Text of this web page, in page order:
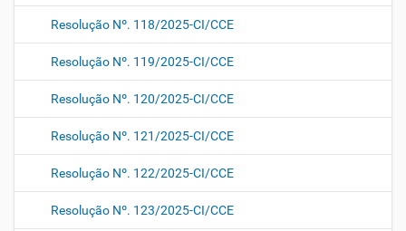
Resolução Nº. 118/2025-CI/CCE
Resolução Nº. 119/2025-CI/CCE
Resolução Nº. 120/2025-CI/CCE
Resolução Nº. 121/2025-CI/CCE
Resolução Nº. 122/2025-CI/CCE
Resolução Nº. 123/2025-CI/CCE